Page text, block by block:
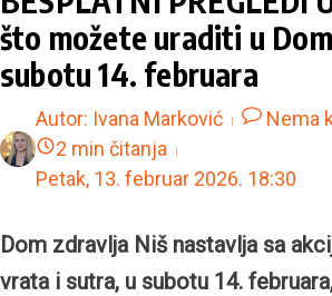
što možete uraditi u
subotu 14. februara
Autor: Ivana Marković
Nema
2 min čitanja
Petak, 13. februar 2026. 18:30
Dom zdravlja Niš nastavlja sa
vrata i sutra, u subotu 14.